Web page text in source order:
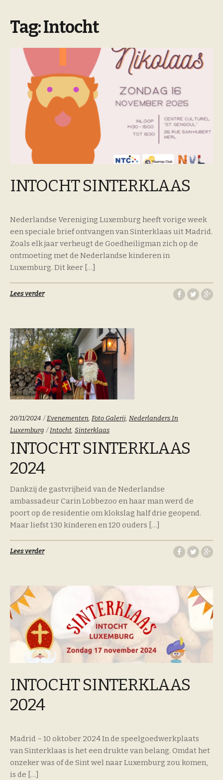
Tag:Intocht
INTOCHT SINTERKLAAS
Nederlandse Vereniging Luxemburg heeft vorige week
een speciale brief ontvangen van Sinterklaas uit Madrid.
Zoals elk jaar verheugt de Goedheiligman zich op de
ontmoeting met de Nederlandse kinderen in
Luxemburg. Dit keer […]
Lees verder
20/11/2024 Categoriën:
Evenementen Foto Galerij Nederlanders In
Luxemburg
Tags:
Intocht Sinterklaas
INTOCHT SINTERKLAAS
2024
Dankzij de gastvrijheid van de Nederlandse
ambassadeur Carin Lobbezoo en haar man werd de
poort op de residentie om klokslag half drie geopend.
Maar liefst 130 kinderen en 120 ouders […]
Lees verder
INTOCHT SINTERKLAAS
2024
Madrid – 10 oktober 2024 In de speelgoedwerkplaats
van Sinterklaas is het een drukte van belang. Omdat het
onzeker was of de Sint wel naar Luxemburg zou komen,
is de […]